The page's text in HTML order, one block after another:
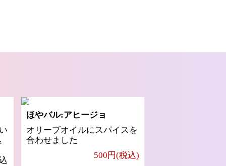
ほやバル:アヒージョ
オリーブオイルにスパイスを
合わせました
500円(税込)